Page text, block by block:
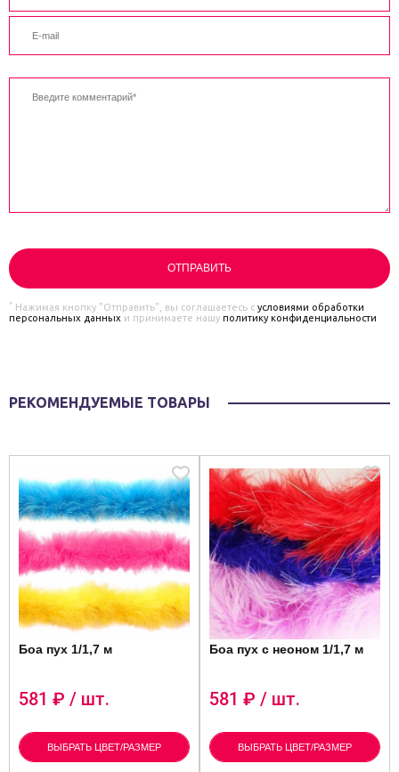
* Нажимая кнопку "Отправить", вы соглашаетесь с условиями обработки
персональных данных и принимаете нашу политику конфиденциальности
РЕКОМЕНДУЕМЫЕ ТОВАРЫ
Боа пух 1/1,7 м
581 ₽ / шт.
ВЫБРАТЬ ЦВЕТ/РАЗМЕР
Боа пух с неоном 1/1,7 м
581 ₽ / шт.
ВЫБРАТЬ ЦВЕТ/РАЗМЕР